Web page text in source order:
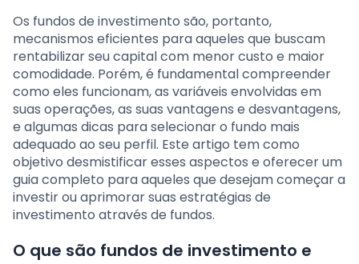
Os fundos de investimento são, portanto,
mecanismos eficientes para aqueles que buscam
rentabilizar seu capital com menor custo e maior
comodidade. Porém, é fundamental compreender
como eles funcionam, as variáveis envolvidas em
suas operações, as suas vantagens e desvantagens,
e algumas dicas para selecionar o fundo mais
adequado ao seu perfil. Este artigo tem como
objetivo desmistificar esses aspectos e oferecer um
guia completo para aqueles que desejam começar a
investir ou aprimorar suas estratégias de
investimento através de fundos.
O que são fundos de investimento e